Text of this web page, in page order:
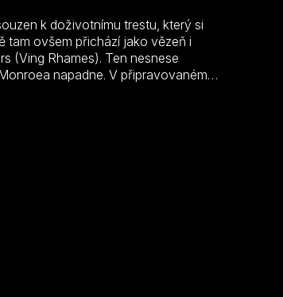
k doživotnímu trestu, který si
tam ovšem přichází jako vězeň i
(Ving Rhames). Ten nesnese
napadne. V připravovaném